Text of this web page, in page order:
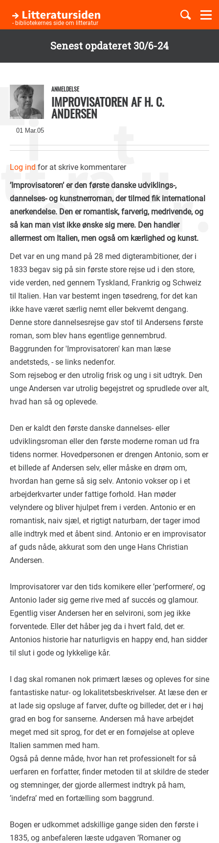
Senest opdateret 30/6-24
hovedindhold
- bibliotekernes side om litteratur
Børnebøger
01 Mar.05
ANMELDELSE
IMPROVISATOREN AF H. C.
ANDERSEN
Log ind for at skrive kommentarer
’Improvisatoren’ er den første danske udviklings-,
dannelses- og kunstnerroman, der tilmed fik international
anerkendelse. Den er romantisk, farverig, medrivende, og
så kan man vist ikke ønske sig mere. Den handler
allermest om Italien, men også om kærlighed og kunst.
Det var en ung mand på 28 med digterambitioner, der i
1833 begav sig på sin første store rejse ud i den store,
vide verden, ned gennem Tyskland, Frankrig og Schweiz
til Italien. Han var bestemt ingen tøsedreng, for det kan
ikke have været særlig nemt eller bekvemt dengang.
Denne store dannelsesrejse gav stof til Andersens første
roman, som blev hans egentlige gennembrud.
Baggrunden for 'Improvisatoren' kan man læse
andetsteds, - se links nedenfor.
Som rejsebog er den utrolig frisk og ung i sit udtryk. Den
unge Andersen var utrolig begejstret og sprudlede over alt,
hvad han så og oplevede.
Den er kaldt den første danske dannelses- eller
udviklingsroman eller den første moderne roman ud fra
tidens normer. Hovedpersonen er drengen Antonio, som er
et billede af Andersen selv, eller måske en drøm om,
hvordan han gerne så sig selv. Antonio vokser op i et
arbejderkvarter under fattige forhold. Han møder
velyndere og bliver hjulpet frem i verden. Antonio er en
romantisk, naiv sjæl, et rigtigt naturbarn, der tager imod
alle indtryk med et åbent sind. Antonio er en improvisator
af guds nåde, akkurat som den unge Hans Christian
Andersen.
Improvisatorer var den tids komikere eller ’performere’, og
Antonio lader sig gerne rive med af succés og glamour.
Egentlig viser Andersen her en selvironi, som jeg ikke
forventede. Eller det håber jeg da i hvert fald, det er.
Antonios historie har naturligvis en happy end, han sidder
til slut i gode og lykkelige kår.
I dag skal romanen nok primært læses og opleves for sine
fantastiske natur- og lokalitetsbeskrivelser. At læse den er
at lade sig opsluge af farver, dufte og billeder, det er i høj
grad en bog for sanserne. Andersen må have arbejdet
meget med sit sprog, for det er en fornøjelse at opleve
Italien sammen med ham.
Også på denne måde, hvor han ret professionelt for så
uerfaren en forfatter, finder metoden til at skildre de steder
og stemninger, der gjorde allermest indtryk på ham,
’indefra’ med en fortælling som baggrund.
Bogen er udkommet adskillige gange siden den første i
1835, og anbefaleren læste udgaven ’Romaner og